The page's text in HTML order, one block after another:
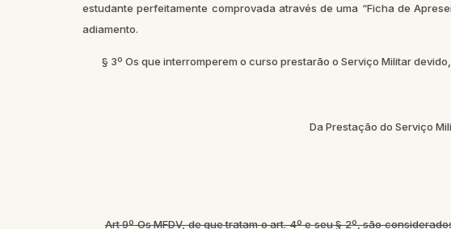
estudante perfeitamente comprovada através de uma “Ficha de
adiamento.
§ 3º Os que interromperem o curso prestarão o Serviço Militar
Da Prestação do Serviço
Art 9º Os MFDV, de que tratam o art. 4º e seu § 2º, são